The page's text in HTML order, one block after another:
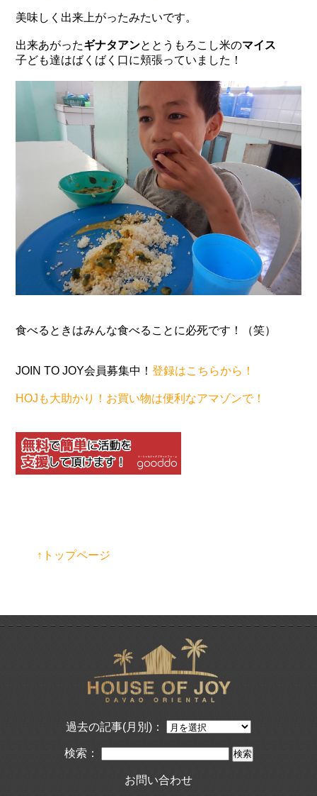
美味しく出来上がったみたいです。
出来あがったギナタアンととうもろこし米のマイス
子ども達はばくばく口に頬張っていました！
食べるときはみんな食べることに必死です！（笑）
JOIN TO JOY会員募集中！登録はこちらから！
HOJも大助かり！お買い物は便利なアマゾンで！
↑トップページ
過去の記事(月別)：
検索：
お問い合わせ